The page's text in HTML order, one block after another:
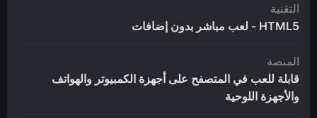
التقنية
HTML5 - لعب مباشر بدون إضافات
المنصة
قابلة للعب في المتصفح على أجهزة الكمبيوتر والهواتف
والأجهزة اللوحية